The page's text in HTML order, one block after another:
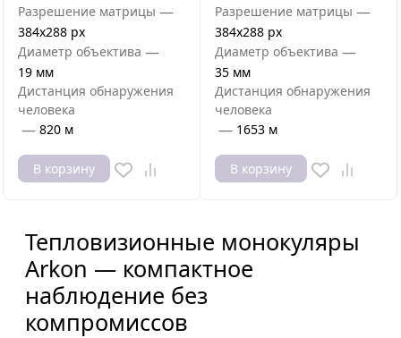
Разрешение матрицы —
384x288 px
Диаметр объектива —
19 мм
Дистанция обнаружения
человека
— 820 м
В корзину
Разрешение матрицы —
384x288 px
Диаметр объектива —
35 мм
Дистанция обнаружения
человека
— 1653 м
В корзину
Тепловизионные монокуляры
Arkon — компактное
наблюдение без
компромиссов